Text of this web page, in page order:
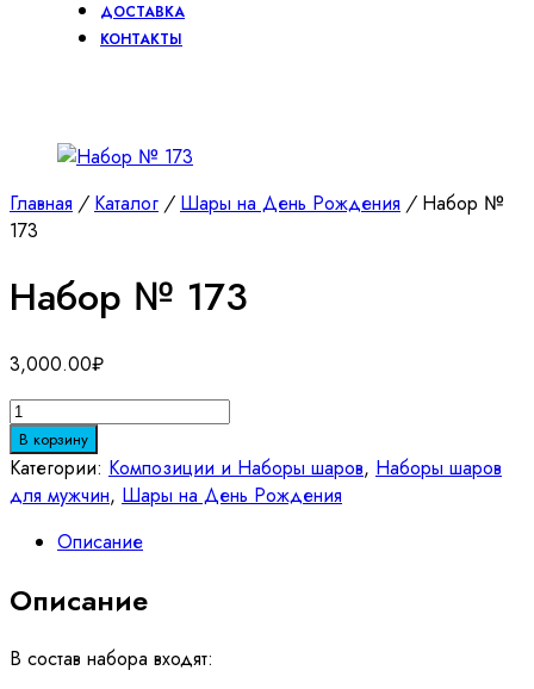
ДОСТАВКА
КОНТАКТЫ
Главная / Каталог / Шары на День Рождения /Набор №
173
Набор № 173
3,000.00₽
Количество
товара
Набор
№
В корзину
Категории: Композиции и Наборы шаров, Наборы шаров
для мужчин, Шары на День Рождения
Описание
Описание
В состав набора входят: